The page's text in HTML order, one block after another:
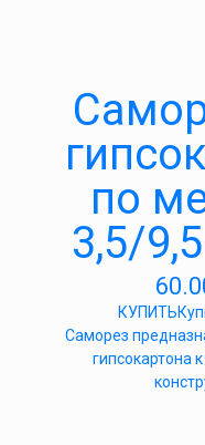
по
3,5/
КУПИТЬ
Саморез
гипсокартона